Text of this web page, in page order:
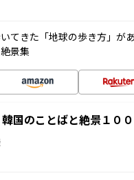
てきた「地球の歩き方」が
景集
国のことばと絶景１００